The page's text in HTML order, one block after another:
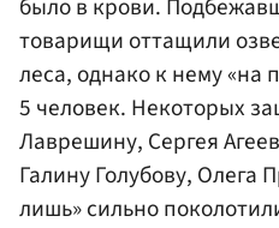
было в крови.
товарищи оттащили
леса, однако к нему «на
5 человек. Некоторых
Лаврешину, Сергея
Галину Голубову, Олега
лишь» сильно